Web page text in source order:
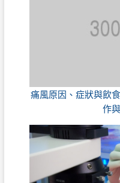
痛風原因、症狀與飲
作